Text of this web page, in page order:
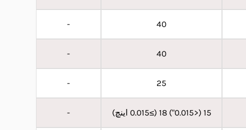
40
-
40
-
25
-
15 (<0.015") 18 (≥0.015 اینچ) -